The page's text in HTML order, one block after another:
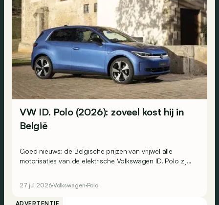
VW ID. Polo (2026): zoveel kost hij in
België
Goed nieuws: de Belgische prijzen van vrijwel alle
motorisaties van de elektrische Volkswagen ID. Polo zijn
27 jul 2026 Volkswagen Polo
ADVERTENTIE